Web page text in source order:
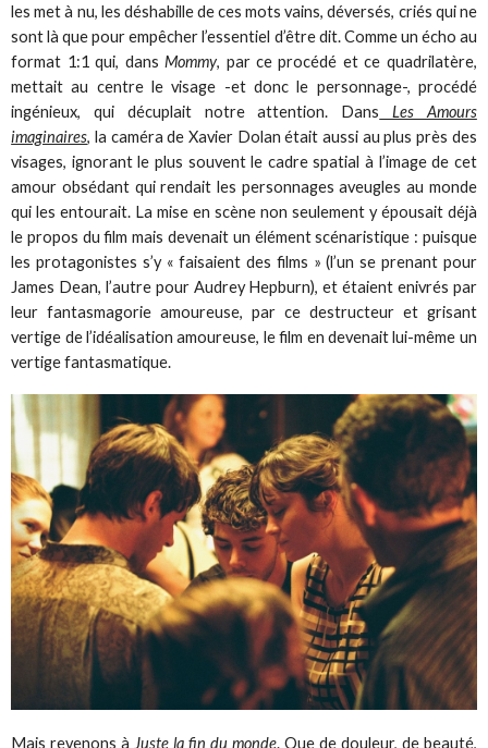
les met à nu, les déshabille de ces mots vains, déversés, criés qui ne
sont là que pour empêcher l’essentiel d’être dit. Comme un écho au
format 1:1 qui, dansMommy, par ce procédé et ce quadrilatère,
mettait au centre le visage -et donc le personnage-, procédé
ingénieux, qui décuplait notre attention. Dans Les Amours
imaginaires, la caméra de Xavier Dolan était aussi au plus près des
visages, ignorant le plus souvent le cadre spatial à l’image de cet
amour obsédant qui rendait les personnages aveugles au monde
qui les entourait. La mise en scène non seulement y épousait déjà
le propos du film mais devenait un élément scénaristique : puisque
les protagonistes s’y « faisaient des films » (l’un se prenant pour
James Dean, l’autre pour Audrey Hepburn), et étaient enivrés par
leur fantasmagorie amoureuse, par ce destructeur et grisant
vertige de l’idéalisation amoureuse, le film en devenait lui-même un
vertige fantasmatique.
Mais revenons à Juste la fin du monde. Que de douleur, de beauté,